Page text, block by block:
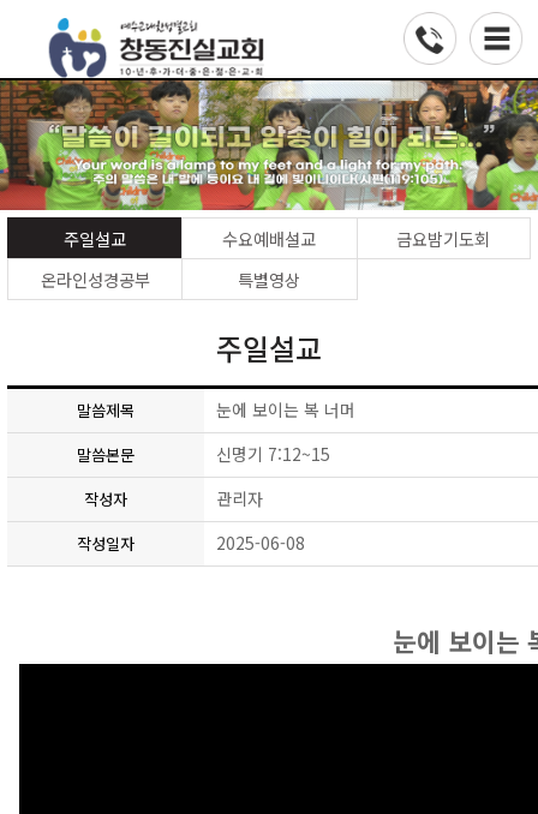
주일설교 수요예배설교
금요밤기도회
온라인성경공부
특별영상
주일설교
말씀제목 눈에 보이는 복 너머
말씀본문 신명기 7:12~15
작성자 관리자
작성일자 2025-06-08
눈에 보이는